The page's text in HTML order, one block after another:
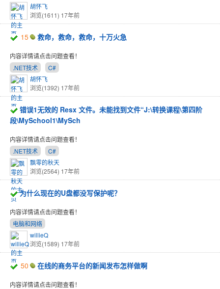
胡怀飞
浏览(1611) 17年前
15 救命，救命，救命，十万火急
内容详情请点击问题查看！
.NET技术
C#
胡怀飞
浏览(1392) 17年前
错误1无效的 Resx 文件。未能找到文件“J:\转换课程\第四阶
段\MySchool1\MySch
内容详情请点击问题查看！
.NET技术
C#
飘零的秋天
浏览(2564) 17年前
为什么现在的U盘都没写保护呢？
内容详情请点击问题查看！
电脑和网络
willieQ
浏览(1589) 17年前
50 在线的商务平台的新闻发布怎样做啊
内容详情请点击问题查看！